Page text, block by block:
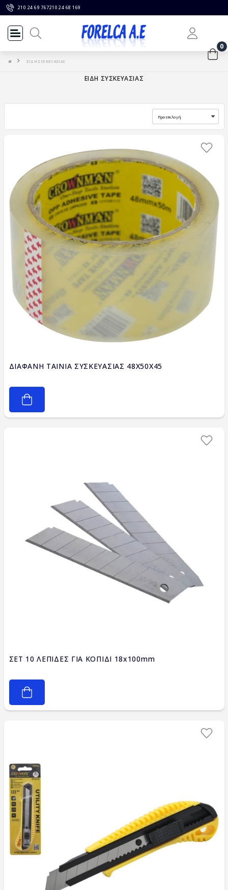
210 24 69 767210 24 68 169
0
ΕΙΔΗ ΣΥΣΚΕΥΑΣΙΑΣ
ΕΙΔΗ ΣΥΣΚΕΥΑΣΙΑΣ
ΔΙΑΦΑΝΗ ΤΑΙΝΙΑ ΣΥΣΚΕΥΑΣΙΑΣ 48Χ50Χ45
ΣΕΤ 10 ΛΕΠΙΔΕΣ ΓΙΑ ΚΟΠΙΔΙ 18x100mm